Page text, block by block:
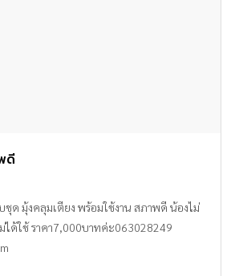
ดี
ชุด มุ้งคลุมเตียง พร้อมใช้งาน สภาพดี น้องไม่
ด้ใช้ ราคา7,000บาทค่ะ063028249